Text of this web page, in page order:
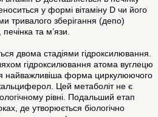
у формі вітаміну D чи його
тривалого зберігання (депо)
та м’язи.
двома стадіями гідроксилювання.
гідроксилювання атома вуглецю
найважливіша форма циркулюючого
Цей метаболіт не є
рівні. Подальший етап
де утворюється біологічно